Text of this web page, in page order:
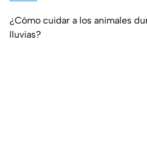
¿Cómo cuidar a los animales
lluvias?